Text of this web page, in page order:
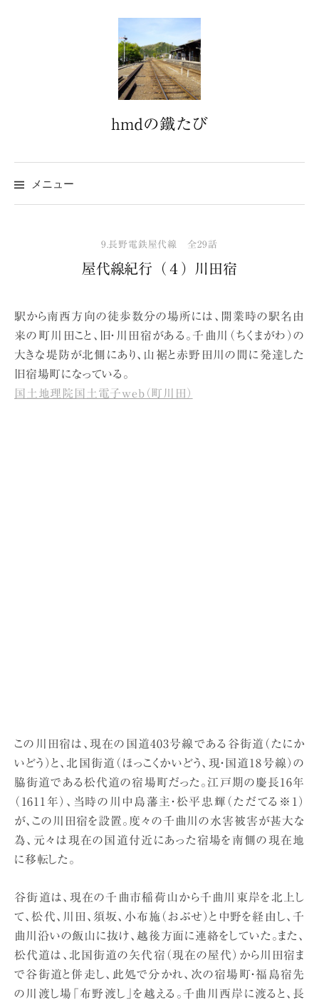
ッ
プ
hmdの鐵たび
メニュー
9.長野電鉄屋代線 全29話
屋代線紀行（４）川田宿
駅から南西方向の徒歩数分の場所には、開業時の駅名由
来の町川田こと、旧・川田宿がある。千曲川（ちくまがわ）の
大きな堤防が北側にあり、山裾と赤野田川の間に発達した
旧宿場町になっている。
国土地理院国土電子web（町川田）
この川田宿は、現在の国道403号線である谷街道（たにか
いどう）と、北国街道（ほっこくかいどう、現・国道18号線）の
脇街道である松代道の宿場町だった。江戸期の慶長16年
（1611年）、当時の川中島藩主・松平忠輝（ただてる※1）
が、この川田宿を設置。度々の千曲川の水害被害が甚大な
為、元々は現在の国道付近にあった宿場を南側の現在地
に移転した。
谷街道は、現在の千曲市稲荷山から千曲川東岸を北上し
て、松代、川田、須坂、小布施（おぶせ）と中野を経由し、千
曲川沿いの飯山に抜け、越後方面に連絡をしていた。また、
松代道は、北国街道の矢代宿（現在の屋代）から川田宿ま
で谷街道と併走し、此処で分かれ、次の宿場町・福島宿先
の川渡し場「布野渡し」を越える。千曲川西岸に渡ると、長